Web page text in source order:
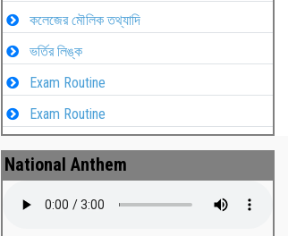
কলেজের মৌলিক তথ্যাদি
ভর্তির লিঙ্ক
Exam Routine
Exam Routine
National Anthem